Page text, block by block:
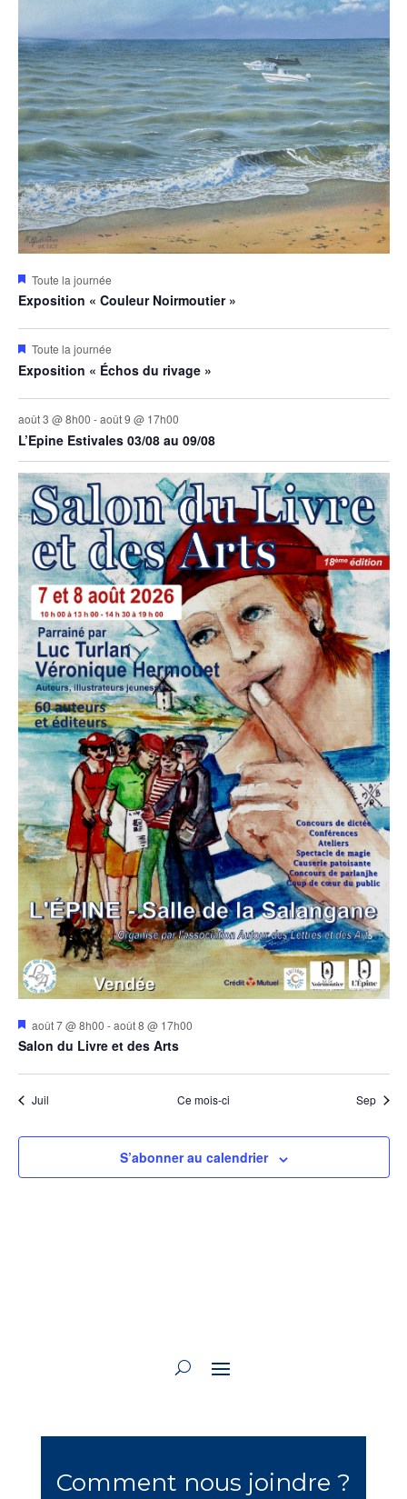
Mis
avant
Toute la journée
Exposition « Couleur Noirmoutier »
Mis
avant
Toute la journée
Exposition « Échos du rivage »
août 3 @ 8h00 -août 9 @ 17h00
L’Epine Estivales 03/08 au 09/08
Mis
en
avant
août 7 @ 8h00 -août 8 @ 17h00
Salon du Livre et des Arts
Juil Ce mois-ci Sep
S’abonner au calendrier
Comment nous joindre ?